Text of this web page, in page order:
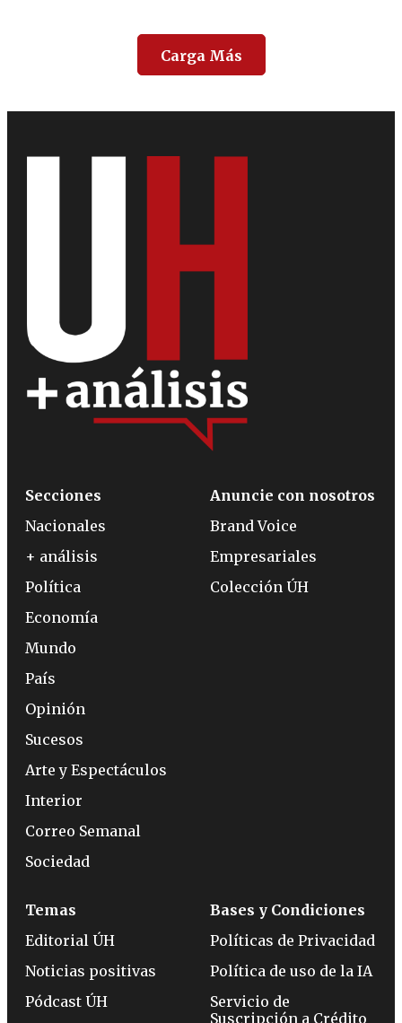
Carga Más
Secciones
Nacionales
+ análisis
Política
Economía
Mundo
País
Opinión
Sucesos
Arte y Espectáculos
Interior
Correo Semanal
Sociedad
Anuncie con nosotros
Brand Voice
Empresariales
Colección ÚH
Temas
Editorial ÚH
Noticias positivas
Pódcast ÚH
Bases y Condiciones
Políticas de Privacidad
Política de uso de la IA
Servicio de
Suscripción a Crédito